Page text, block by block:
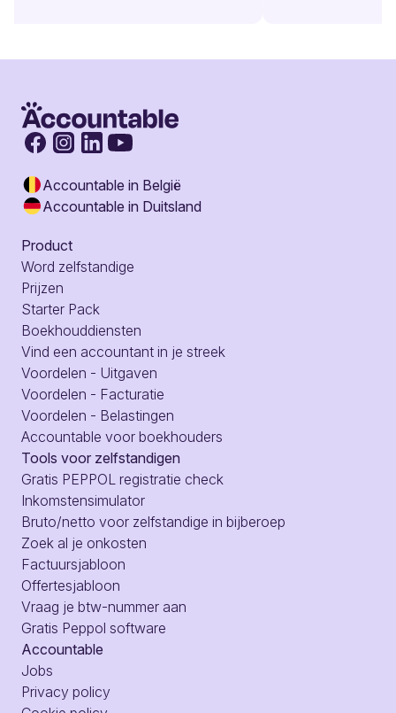
Accountable in België
Accountable in Duitsland
Product
Word zelfstandige
Prijzen
Starter Pack
Boekhouddiensten
Vind een accountant in je streek
Voordelen - Uitgaven
Voordelen - Facturatie
Voordelen - Belastingen
Accountable voor boekhouders
Tools voor zelfstandigen
Gratis PEPPOL registratie check
Inkomstensimulator
Bruto/netto voor zelfstandige in bijberoep
Zoek al je onkosten
Factuursjabloon
Offertesjabloon
Vraag je btw-nummer aan
Gratis Peppol software
Accountable
Jobs
Privacy policy